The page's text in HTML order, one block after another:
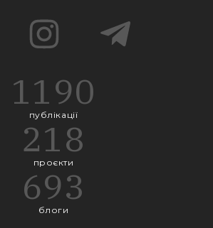
1190
публікації
218
проєкти
693
блоги